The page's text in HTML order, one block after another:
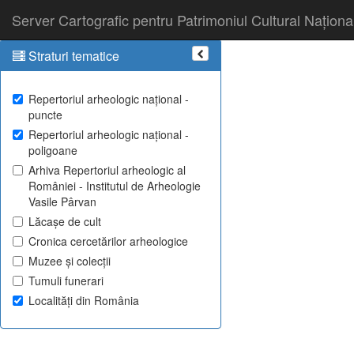
Server Cartografic pentru Patrimoniul Cultural
Straturi tematice
Repertoriul arheologic național -
puncte
Repertoriul arheologic național -
poligoane
Arhiva Repertoriul arheologic al
României - Institutul de Arheologie
Vasile Pârvan
Lăcașe de cult
Cronica cercetărilor arheologice
Muzee și colecții
Tumuli funerari
Localități din România